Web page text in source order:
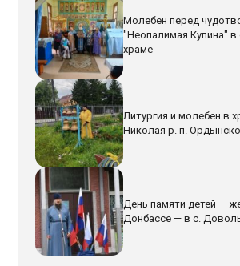
Молебен перед
"Неопалимая Купина"
храме
Литургия и молебен в
Николая р. п.
День памяти детей —
Донбассе — в с.